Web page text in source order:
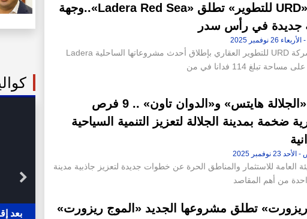
شركة «URD للتطوير» تطلق «Ladera Red Sea»..وجهة
جديدة في رأس سدر
احتفلت شركة URD للتطوير العقاري بإطلاق أحدث مشروعاتها الساحلية Ladera
تشمل «الجلالة هايتس» و«الدوان تاون» .. 9 فرص
ضخمة بمدينة الجلالة لتعزيز التنمية السياحية
العامة للاستثمار والمناطق الحرة عن خطوات جديدة لتعزيز جاذبية مدينة
من أهم المقاصد
تطلق مشروعها الجديد «الموج ريزورت»42 فدانا من أرض جاردن
«عاصم الجزار» و«محمد عصام» خارج
بعد